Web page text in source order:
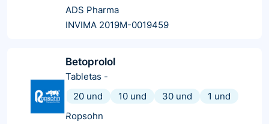
ADS Pharma
INVIMA 2019M-0019459
Betoprolol
Tabletas -
20 und
10 und 30 und
1 und
Ropsohn